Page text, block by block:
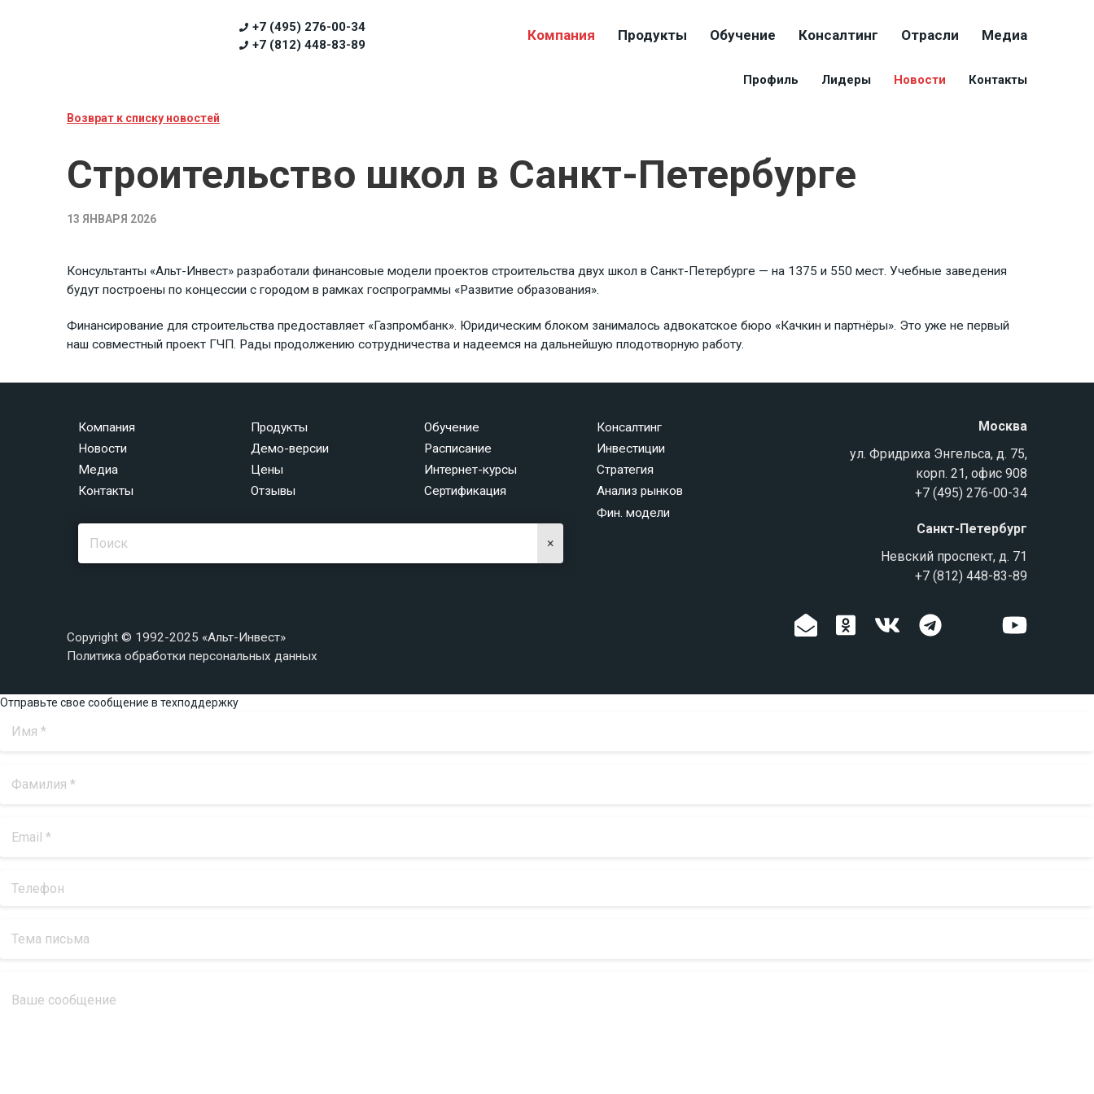
+7 (495) 276-00-34
+7 (812) 448-83-89
Компания Продукты Обучение Консалтинг Отрасли Медиа
Профиль Лидеры Новости Контакты
Возврат к списку новостей
Строительство школ в Санкт-Петербурге
13 ЯНВАРЯ 2026
Консультанты «Альт-Инвест» разработали финансовые модели проектов строительства двух школ в Санкт-Петербурге — на 1375 и 550 мест. Учебные заведения
будут построены по концессии с городом в рамках госпрограммы «Развитие образования».
Финансирование для строительства предоставляет «Газпромбанк». Юридическим блоком занималось адвокатское бюро «Качкин и партнёры». Это уже не первый
наш совместный проект ГЧП. Рады продолжению сотрудничества и надеемся на дальнейшую плодотворную работу.
Компания
Новости
Медиа
Контакты
Продукты
Демо-версии
Цены
Отзывы
Обучение
Расписание
Интернет-курсы
Сертификация
Консалтинг
Инвестиции
Стратегия
Анализ рынков
Фин. модели
×
Москва
ул. Фридриха Энгельса, д. 75,
корп. 21, офис 908
+7 (495) 276-00-34
Санкт-Петербург
Невский проспект, д. 71
+7 (812) 448-83-89
Copyright © 1992-2025 «Альт-Инвест»
Политика обработки персональных данных
Отправьте свое сообщение в техподдержку